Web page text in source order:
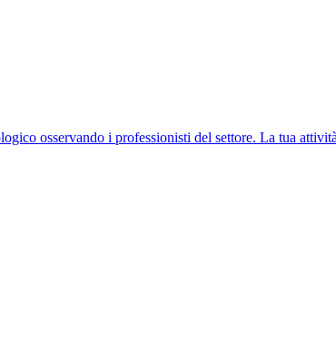
osservando i professionisti del settore. La tua